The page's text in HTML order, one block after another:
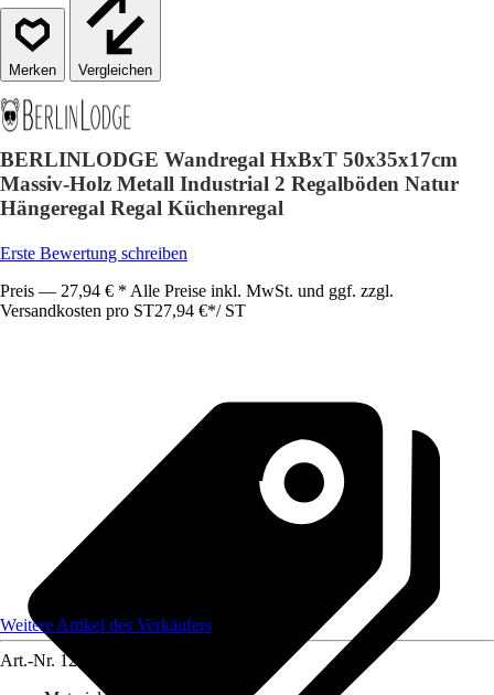
Vergleichen
BERLINLODGE Wandregal HxBxT 50x35x17cm
Massiv-Holz Metall Industrial 2 Regalböden Natur
Hängeregal Regal Küchenregal
Erste Bewertung schreiben
Preis — 27,94 € * Alle Preise inkl. MwSt. und ggf. zzgl.
Versandkosten pro ST27,94 €*/ ST
Weitere Artikel des Verkäufers
Art.-Nr. 12584479